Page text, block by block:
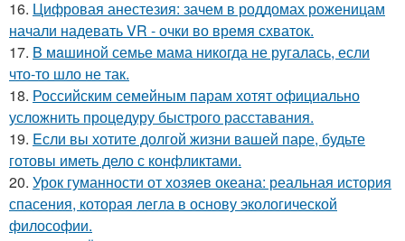
16. Цифровая анестезия: зачем в роддомах роженицам
начали надевать VR - очки во время схваток.
17. B мaшиной семье мама никогда не ругалась, если
что-то шло не так.
18. Российским семейным парам хотят официально
усложнить процедуру быстрого расставания.
19. Eсли вы хотите долгой жизни вашей паре, будьте
готовы иметь дело с конфликтами.
20. Урок гуманности от хозяев океана: реальная история
спасения, которая легла в основу экологической
философии.